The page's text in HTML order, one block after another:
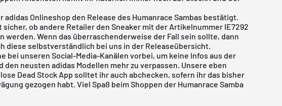
adidas Onlineshop den Release des Humanrace Sambas bestätigt.
sicher, ob andere Retailer den Sneaker mit der Artikelnummer IE7292
werden. Wenn das überraschenderweise der Fall sein sollte, dann
diese selbstverständlich bei uns in der Releaseübersicht
bei unseren Social-Media-Kanälen vorbei, um keine Infos aus der
den neustenadidas Modellen mehr zu verpassen. Unsere eben
Dead Stock App solltet ihr auch abchecken, sofern ihr das bisher
gezogen habt. Viel Spaß beim Shoppen der Humanrace Samba